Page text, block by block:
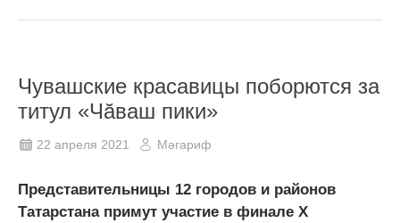
Чувашские красавицы поборются за
титул «Чăваш пики»
22 апреля 2021 Мәгариф
Представительницы 12 городов и районов
Татарстана примут участие в финале Х